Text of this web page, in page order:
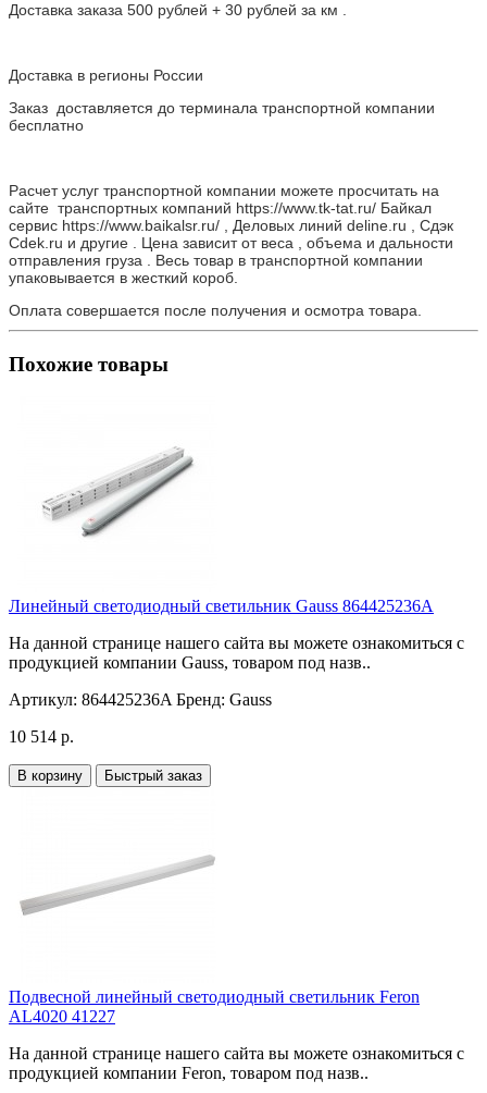
Доставка заказа 500 рублей + 30 рублей за км .
Доставка в регионы России
Заказ доставляется до терминала транспортной компании
бесплатно
Расчет услуг транспортной компании можете просчитать на
сайте транспортных компаний https://www.tk-tat.ru/ Байкал
сервис https://www.baikalsr.ru/ , Деловых линий deline.ru , Сдэк
Cdek.ru и другие . Цена зависит от веса , объема и дальности
отправления груза . Весь товар в транспортной компании
упаковывается в жесткий короб.
Оплата совершается после получения и осмотра товара.
Похожие товары
Линейный светодиодный светильник Gauss 864425236A
На данной странице нашего сайта вы можете ознакомиться с
продукцией компании Gauss, товаром под назв..
Артикул: 864425236A Бренд: Gauss
10 514 р.
В корзину Быстрый заказ
Подвесной линейный светодиодный светильник Feron
AL4020 41227
На данной странице нашего сайта вы можете ознакомиться с
продукцией компании Feron, товаром под назв..